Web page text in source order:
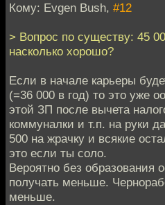
Кому: Evgen Bush, #12
> Вопрос по существу: 45
насколько хорошо?
Если в начале карьеры
(=36 000 в год) то это уже
этой ЗП после вычета
коммуналки и т.п. на руки
500 на жрачку и всякие
это если ты соло.
Вероятно без образования
получать меньше.
меньше.